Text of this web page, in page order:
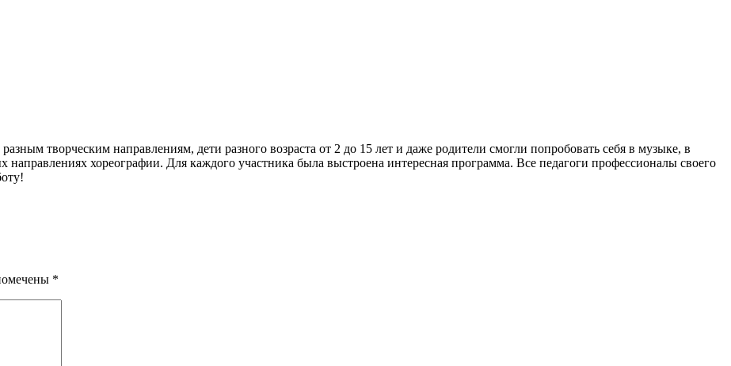
творческим направлениям, дети разного возраста от 2 до 15 лет и даже родители смогли попробовать себя в музыке, в
направлениях хореографии. Для каждого участника была выстроена интересная программа. Все педагоги профессионалы своего
*